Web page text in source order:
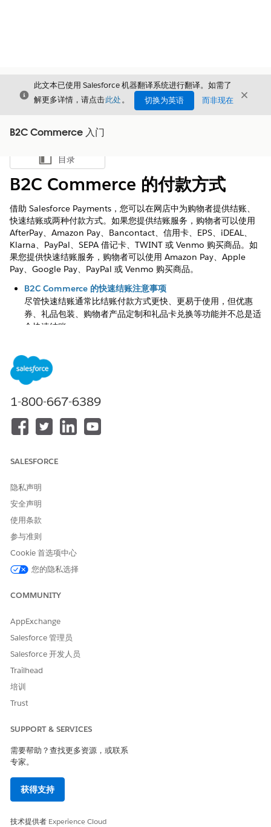
关闭
此文本已使用 Salesforce 机器翻译系统进行翻译。如需了
解更多详情，请点击此处。 切换为英语 而非现在 关闭
B2C Commerce 入门
显示目录
目录
B2C Commerce 的付款方式
借助 Salesforce Payments，您可以在网店中为购物者提供结账、
快速结账或两种付款方式。如果您提供结账服务，购物者可以使用
AfterPay、Amazon Pay、Bancontact、信用卡、EPS、iDEAL、
Klarna、PayPal、SEPA 借记卡、TWINT 或 Venmo 购买商品。如
果您提供快速结账服务，购物者可以使用 Amazon Pay、Apple
Pay、Google Pay、PayPal 或 Venmo 购买商品。
B2C Commerce 的快速结账注意事项
尽管快速结账通常比结账付款方式更快、更易于使用，但优惠
券、礼品包装、购物者产品定制和礼品卡兑换等功能并不总是适
合快速结账。
管理 Storefront Reference Architecture （Salesforce
Reference Architecture （SFRA）） 或组合型网店站点的结账
和快速结账付款方式。
自定义快速结账付款方式在网店中的显示位置
选择快速结账付款方式在 Storefront Reference Architecture
（Salesforce Reference Architecture （SFRA）） 或可组合网
1-800-667-6389
SALESFORCE
隐私声明
安全声明
使用条款
参与准则
Cookie 首选项中心
您的隐私选择
COMMUNITY
AppExchange
Salesforce 管理员
Salesforce 开发人员
Trailhead
培训
Trust
SUPPORT & SERVICES
需要帮助？查找更多资源，或联系
专家。
获得支持
技术提供者 Experience Cloud